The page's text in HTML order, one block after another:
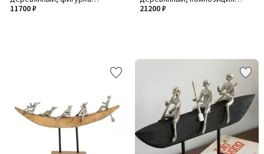
девушка из манго
11700 ₽
люди из манго
21200 ₽